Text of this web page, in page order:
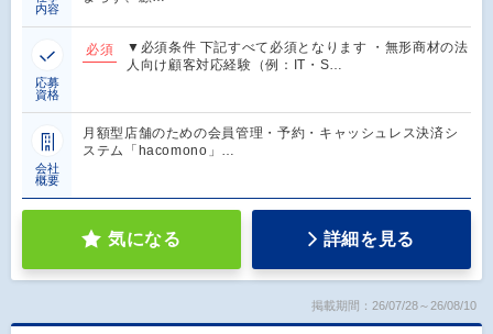
内容
応募
資格
必須
▼必須条件 下記すべて必須となります ・無形商材の法
人向け顧客対応経験（例：IT・S…
会社
概要
月額型店舗のための会員管理・予約・キャッシュレス決済シ
ステム「hacomono」…
気になる 詳細を見る
掲載期間：26/07/28～26/08/10